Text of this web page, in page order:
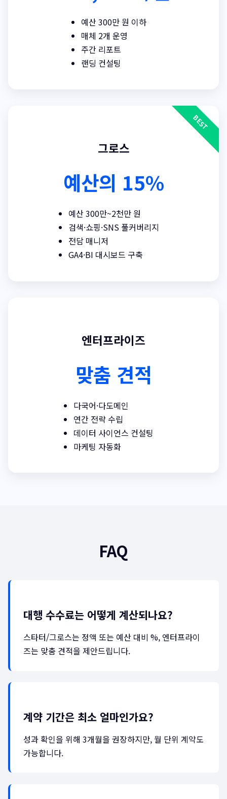
예산 300만 원 이하
매체 2개 운영
주간 리포트
랜딩 컨설팅
그로스
예산의 15%
예산 300만~2천만 원
검색·쇼핑·SNS 풀커버리지
전담 매니저
GA4·BI 대시보드 구축
엔터프라이즈
맞춤 견적
다국어·다도메인
연간 전략 수립
데이터 사이언스 컨설팅
마케팅 자동화
FAQ
대행 수수료는 어떻게 계산되나요?
스타터/그로스는 정액 또는 예산 대비 %, 엔터프라이
즈는 맞춤 견적을 제안드립니다.
계약 기간은 최소 얼마인가요?
성과 확인을 위해 3개월을 권장하지만, 월 단위 계약도
가능합니다.